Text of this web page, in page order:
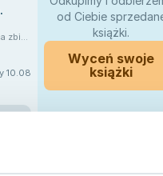
10.08
od Ciebie
książki.
Wyceń swoje
książki